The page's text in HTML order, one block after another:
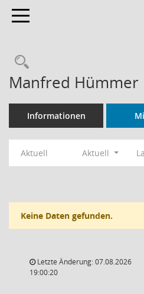
Toggle navigation
Rechercheauswahl
Manfred Hümmer
Informationen
Aktuell Aktuell
Keine Daten gefunden.
Letzte Änderung: 07.08.2026
19:00:20